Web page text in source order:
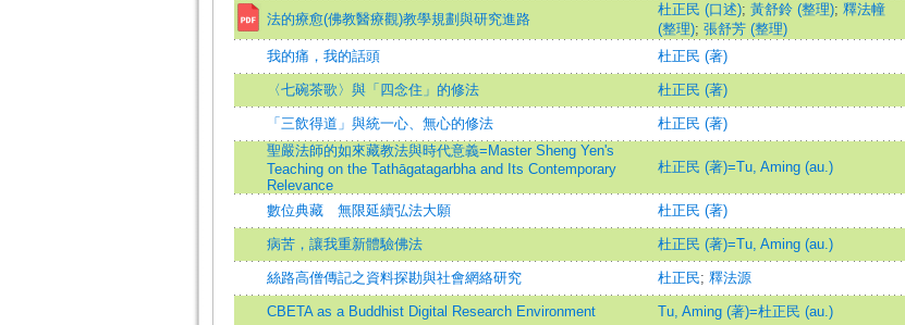
法的療愈(佛教醫療觀)教學規劃與研究進路
杜正民 (口述); 黃舒鈴 (整理); 釋法幢
(整理); 張舒芳 (整理)
我的痛，我的話頭 杜正民 (著)
〈七碗茶歌〉與「四念住」的修法 杜正民 (著)
「三飲得道」與統一心、無心的修法 杜正民 (著)
聖嚴法師的如來藏教法與時代意義=Master Sheng Yen's
Teaching on the Tathāgatagarbha and Its Contemporary
Relevance
杜正民 (著)=Tu, Aming (au.)
數位典藏 無限延續弘法大願 杜正民 (著)
病苦，讓我重新體驗佛法 杜正民 (著)=Tu, Aming (au.)
絲路高僧傳記之資料探勘與社會網絡研究 杜正民; 釋法源
CBETA as a Buddhist Digital Research Environment Tu, Aming (著)=杜正民 (au.)